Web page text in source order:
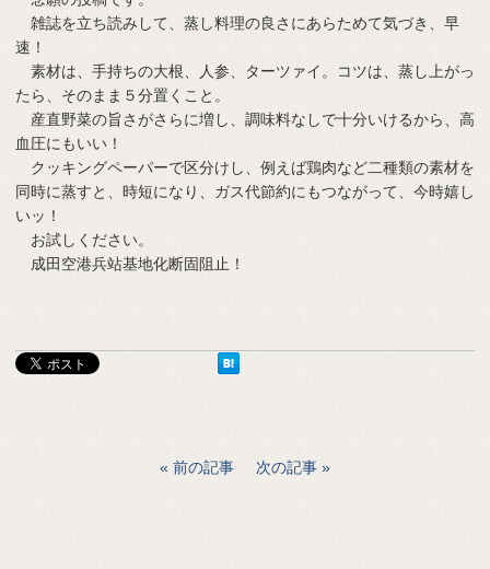
雑誌を立ち読みして、蒸し料理の良さにあらためて気づき、早
速！
素材は、手持ちの大根、人参、ターツァイ。コツは、蒸し上がっ
たら、そのまま５分置くこと。
産直野菜の旨さがさらに増し、調味料なしで十分いけるから、高
血圧にもいい！
クッキングペーパーで区分けし、例えば鶏肉など二種類の素材を
同時に蒸すと、時短になり、ガス代節約にもつながって、今時嬉し
いッ！
お試しください。
成田空港兵站基地化断固阻止！
前の記事 次の記事